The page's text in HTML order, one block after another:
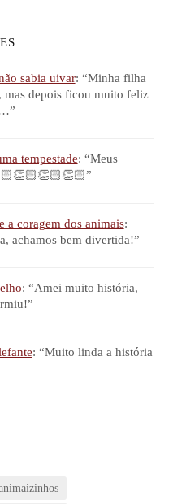
sabia uivar: “Minha filha
depois ficou muito feliz
”
tempestade: “Meus
”
a coragem dos animais:
achamos bem divertida!”
: “Amei muito história,
”
: “Muito linda a história